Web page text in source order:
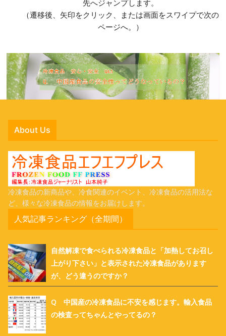
先へジャンプします。
（遷移後、矢印をクリック、または画面をスワイプで次の
ページへ。）
About Us
冷凍食品の新商品や、冷食関連のイベント、冷凍食品の活用法な
ど、様々な冷凍食品の情報をお届けします。
人気記事ランキング（全期間）
自然解凍で食べられる冷凍食品と「加熱してお召し
上がり下さい」と表示された冷凍食品があります
が、どう違うのですか？
Q 中国産の冷凍食品に不安を感じます。輸入食品
の検査ってちゃんとやってるの？